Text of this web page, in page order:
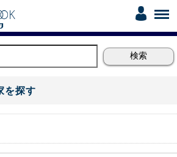
を探す